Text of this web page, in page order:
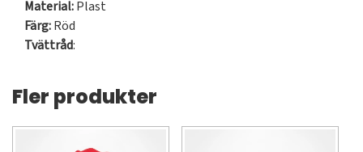
Material:Plast
Färg:Röd
Tvättråd:
Fler produkter